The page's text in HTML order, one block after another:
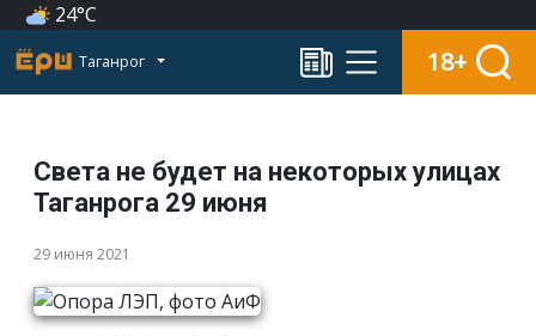
24°C
Таганрог 18+
Света не будет на некоторых улицах
Таганрога 29 июня
29 июня 2021